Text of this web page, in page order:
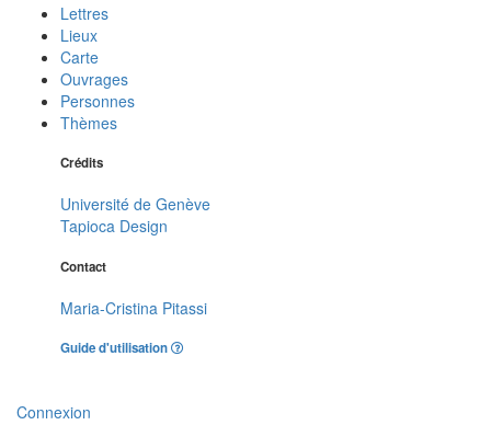
Lettres
Lieux
Carte
Ouvrages
Personnes
Thèmes
Crédits
Université de Genève
Tapioca Design
Contact
Maria-Cristina Pitassi
Guide d'utilisation
Connexion